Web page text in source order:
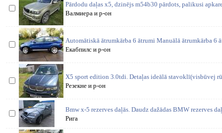
Pārdodu daļas x5, dzinējs m54b30 pārdots, palikusi
Валмиера и р-он
Automātiskā ātrumkārba 6 ātrumi Manuālā ātrumkārba 6
Екабпилс и р-он
X5 sport edition 3.0tdi. Detaļas ideālā stavoklī(visbūvej
Резекне и р-он
Bmw x-5 rezerves daļās. Daudz dažādas BMW rezerves
Рига